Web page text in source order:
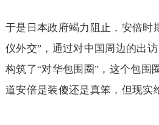
于是日本政府竭力阻止，安倍时
仪外交” ，通过对中国周边的出
构筑了“对华包围圈” ，这个包围
道安倍是装傻还是真笨，但现实